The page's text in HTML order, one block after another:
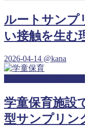
ルートサンプ
い接触を生む
2026-04-14 @kana
学童保育施設
型サンプリン